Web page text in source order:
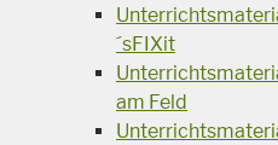
´sFIXit
am Feld